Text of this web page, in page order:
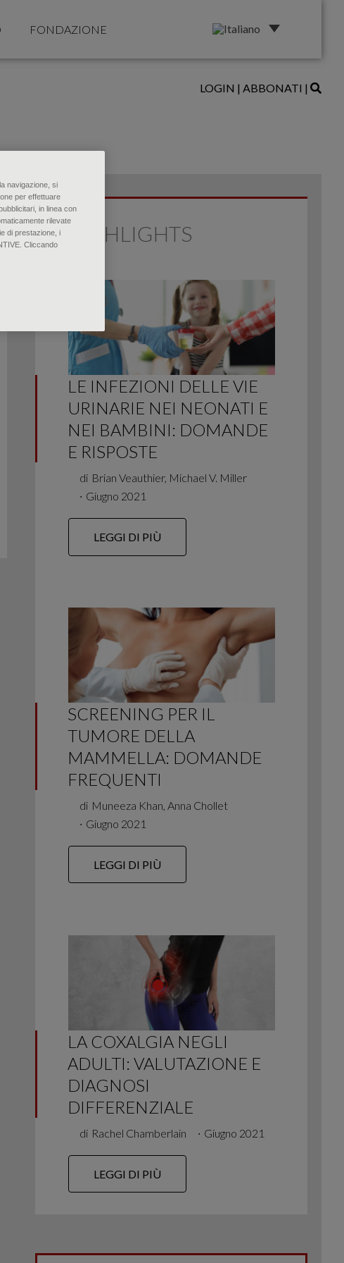
FONDAZIONE
LOGIN | ABBONATI |
HIGHLIGHTS
LE INFEZIONI DELLE VIE
URINARIE NEI NEONATI E
NEI BAMBINI: DOMANDE
E RISPOSTE
di Brian Veauthier, Michael V. Miller
∙ Giugno 2021
LEGGI DI PIÙ
SCREENING PER IL
TUMORE DELLA
MAMMELLA: DOMANDE
FREQUENTI
di Muneeza Khan, Anna Chollet
∙ Giugno 2021
LEGGI DI PIÙ
LA COXALGIA NEGLI
ADULTI: VALUTAZIONE E
DIAGNOSI
DIFFERENZIALE
di Rachel Chamberlain ∙ Giugno 2021
LEGGI DI PIÙ
navigazione, si
per effettuare
in linea con
rilevate
di prestazione, i
Cliccando